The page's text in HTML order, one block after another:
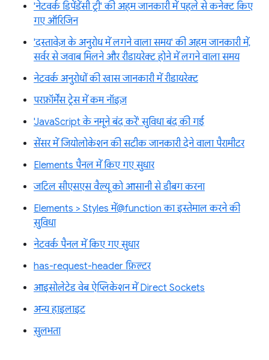
'नेटवर्क डिपेंडेंसी ट्री' की अहम जानकारी में पहले से कनेक्ट किए
गए ऑरिजिन
'दस्तावेज़ के अनुरोध में लगने वाला समय' की अहम जानकारी में,
सर्वर से जवाब मिलने और रीडायरेक्ट होने में लगने वाला समय
नेटवर्क अनुरोधों की खास जानकारी में रीडायरेक्ट
परफ़ॉर्मेंस ट्रेस में कम नॉइज़
'JavaScript के नमूने बंद करें' सुविधा बंद की गई
सेंसर में जियोलोकेशन की सटीक जानकारी देने वाला पैरामीटर
Elements पैनल में किए गए सुधार
जटिल सीएसएस वैल्यू को आसानी से डीबग करना
Elements > Styles में@function का इस्तेमाल करने की
सुविधा
नेटवर्क पैनल में किए गए सुधार
has-request-header फ़िल्टर
आइसोलेटेड वेब ऐप्लिकेशन में Direct Sockets
अन्य हाइलाइट
सुलभता